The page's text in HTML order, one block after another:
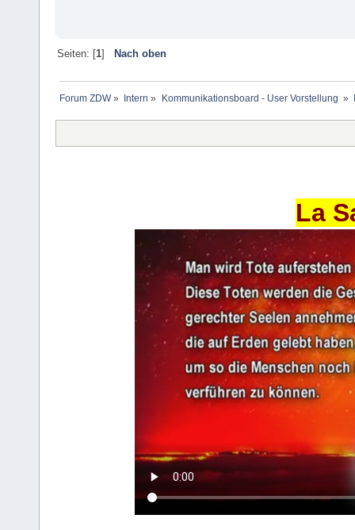
Seiten: [1] Nach oben
Forum ZDW» Intern » Kommunikationsboard - User Vorstellung »
La